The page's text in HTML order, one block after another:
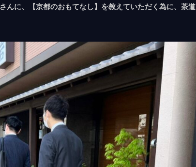
さんに、【京都のおもてなし】を教えていただく為に、茶道